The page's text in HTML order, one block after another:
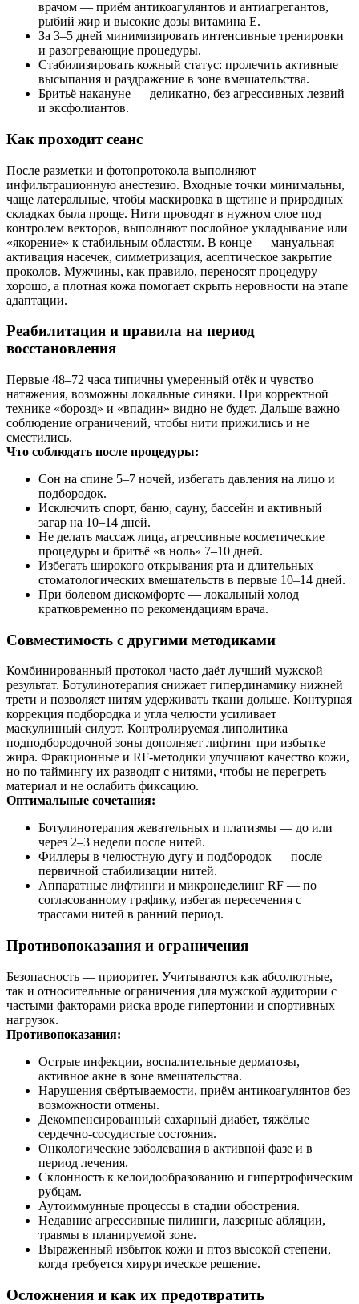
врачом — приём антикоагулянтов и антиагрегантов,
рыбий жир и высокие дозы витамина E.
За 3–5 дней минимизировать интенсивные тренировки
и разогревающие процедуры.
Стабилизировать кожный статус: пролечить активные
высыпания и раздражение в зоне вмешательства.
Бритьё накануне — деликатно, без агрессивных лезвий
и эксфолиантов.
Как проходит сеанс
После разметки и фотопротокола выполняют
инфильтрационную анестезию. Входные точки минимальны,
чаще латеральные, чтобы маскировка в щетине и природных
складках была проще. Нити проводят в нужном слое под
контролем векторов, выполняют послойное укладывание или
«якорение» к стабильным областям. В конце — мануальная
активация насечек, симметризация, асептическое закрытие
проколов. Мужчины, как правило, переносят процедуру
хорошо, а плотная кожа помогает скрыть неровности на этапе
адаптации.
Реабилитация и правила на период
восстановления
Первые 48–72 часа типичны умеренный отёк и чувство
натяжения, возможны локальные синяки. При корректной
технике «борозд» и «впадин» видно не будет. Дальше важно
соблюдение ограничений, чтобы нити прижились и не
сместились.
Что соблюдать после процедуры:
Сон на спине 5–7 ночей, избегать давления на лицо и
подбородок.
Исключить спорт, баню, сауну, бассейн и активный
загар на 10–14 дней.
Не делать массаж лица, агрессивные косметические
процедуры и бритьё «в ноль» 7–10 дней.
Избегать широкого открывания рта и длительных
стоматологических вмешательств в первые 10–14 дней.
При болевом дискомфорте — локальный холод
кратковременно по рекомендациям врача.
Совместимость с другими методиками
Комбинированный протокол часто даёт лучший мужской
результат. Ботулинотерапия снижает гипердинамику нижней
трети и позволяет нитям удерживать ткани дольше. Контурная
коррекция подбородка и угла челюсти усиливает
маскулинный силуэт. Контролируемая липолитика
подподбородочной зоны дополняет лифтинг при избытке
жира. Фракционные и RF‑методики улучшают качество кожи,
но по таймингу их разводят с нитями, чтобы не перегреть
материал и не ослабить фиксацию.
Оптимальные сочетания:
Ботулинотерапия жевательных и платизмы — до или
через 2–3 недели после нитей.
Филлеры в челюстную дугу и подбородок — после
первичной стабилизации нитей.
Аппаратные лифтинги и микронеделинг RF — по
согласованному графику, избегая пересечения с
трассами нитей в ранний период.
Противопоказания и ограничения
Безопасность — приоритет. Учитываются как абсолютные,
так и относительные ограничения для мужской аудитории с
частыми факторами риска вроде гипертонии и спортивных
нагрузок.
Противопоказания:
Острые инфекции, воспалительные дерматозы,
активное акне в зоне вмешательства.
Нарушения свёртываемости, приём антикоагулянтов без
возможности отмены.
Декомпенсированный сахарный диабет, тяжёлые
сердечно‑сосудистые состояния.
Онкологические заболевания в активной фазе и в
период лечения.
Склонность к келоидообразованию и гипертрофическим
рубцам.
Аутоиммунные процессы в стадии обострения.
Недавние агрессивные пилинги, лазерные абляции,
травмы в планируемой зоне.
Выраженный избыток кожи и птоз высокой степени,
когда требуется хирургическое решение.
Осложнения и как их предотвратить